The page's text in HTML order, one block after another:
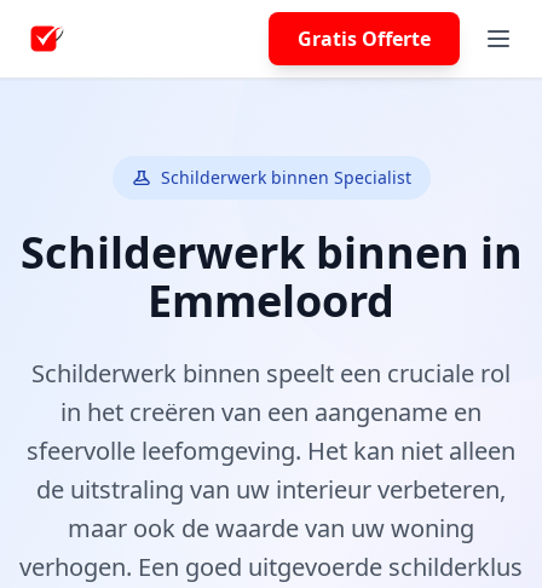
Gratis Offerte
Schilderwerk binnen Specialist
Schilderwerk binnen in
Emmeloord
Schilderwerk binnen speelt een cruciale rol
in het creëren van een aangename en
sfeervolle leefomgeving. Het kan niet alleen
de uitstraling van uw interieur verbeteren,
maar ook de waarde van uw woning
verhogen. Een goed uitgevoerde schilderklus